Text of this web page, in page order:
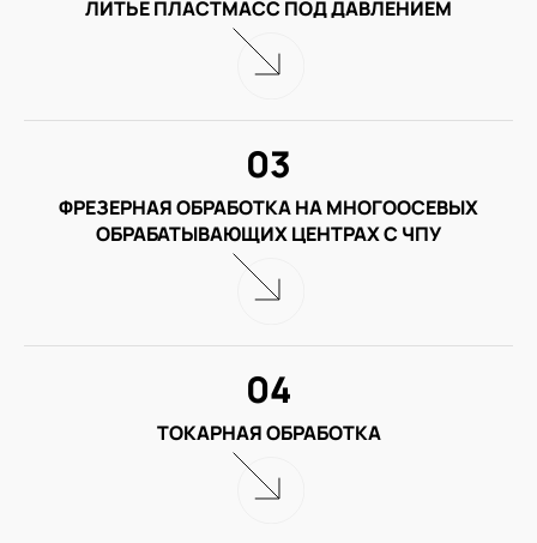
ЛИТЬЕ ПЛАСТМАСС ПОД ДАВЛЕНИЕМ
ФРЕЗЕРНАЯ ОБРАБОТКА НА МНОГООСЕВЫХ
ОБРАБАТЫВАЮЩИХ ЦЕНТРАХ С ЧПУ
03
ТОКАРНАЯ ОБРАБОТКА
04